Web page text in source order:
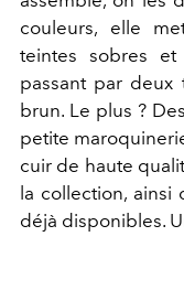
couleurs, elle
teintes sobres
passant par
brun. Le plus ?
petite
cuir de haute
la collection, ainsi
déjà disponibles.